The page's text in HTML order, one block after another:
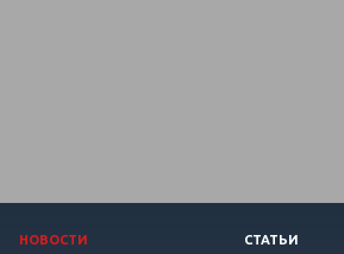
НОВОСТИ СТАТЬИ